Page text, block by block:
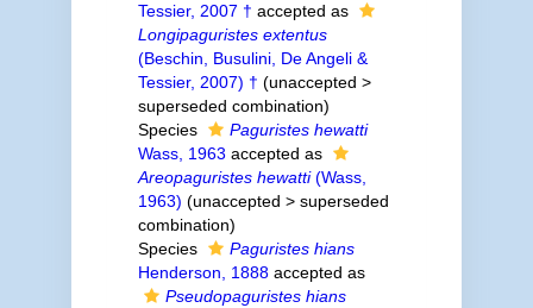
Tessier, 2007 † accepted as
Longipaguristes extentus
(Beschin, Busulini, De Angeli &
Tessier, 2007) † (unaccepted >
superseded combination)
Species
Paguristes hewatti
Wass, 1963 accepted as
Areopaguristes hewatti(Wass,
1963) (unaccepted > superseded
combination)
Species
Paguristes hians
Henderson, 1888accepted as
Pseudopaguristes hians